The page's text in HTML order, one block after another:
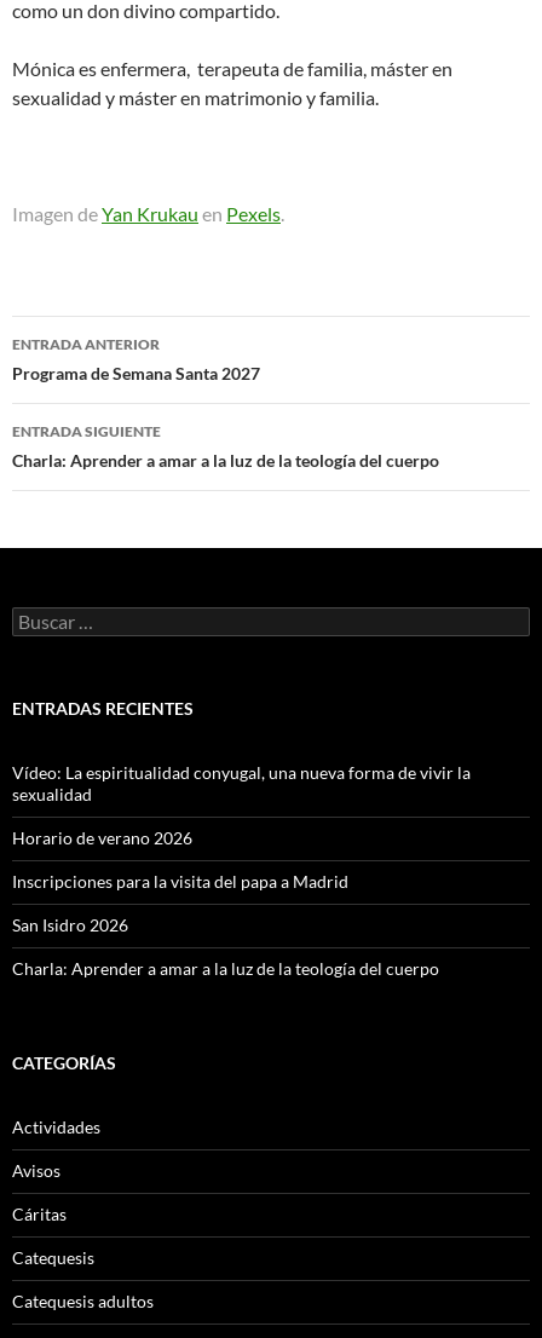
como un don divino compartido.
Mónica es enfermera, terapeuta de familia, máster en
sexualidad y máster en matrimonio y familia.
Imagen deYan Krukau en Pexels.
Navegación
de
entradas
ENTRADA ANTERIOR
Programa de Semana Santa 2027
ENTRADA SIGUIENTE
Charla: Aprender a amar a la luz de la teología del cuerpo
Buscar:
ENTRADAS RECIENTES
Vídeo: La espiritualidad conyugal, una nueva forma de vivir la
sexualidad
Horario de verano 2026
Inscripciones para la visita del papa a Madrid
San Isidro 2026
Charla: Aprender a amar a la luz de la teología del cuerpo
CATEGORÍAS
Actividades
Avisos
Cáritas
Catequesis
Catequesis adultos